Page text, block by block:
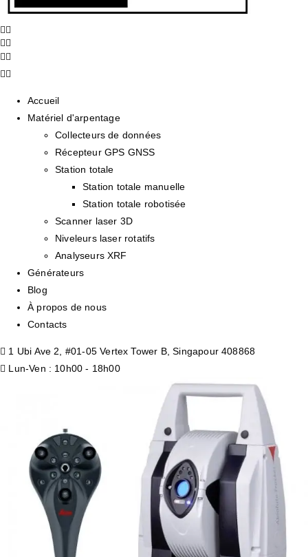
Accueil
Matériel d'arpentage
Collecteurs de données
Récepteur GPS GNSS
Station totale
Station totale manuelle
Station totale robotisée
Scanner laser 3D
Niveleurs laser rotatifs
Analyseurs XRF
Générateurs
Blog
À propos de nous
Contacts
1 Ubi Ave 2, #01-05 Vertex Tower B, Singapour 408868
Lun-Ven : 10h00 - 18h00